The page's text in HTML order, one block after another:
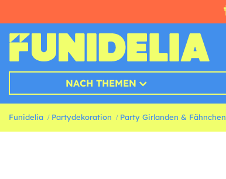
NACH THEMEN
Funidelia Partydekoration Party Girlanden & Fähnchen